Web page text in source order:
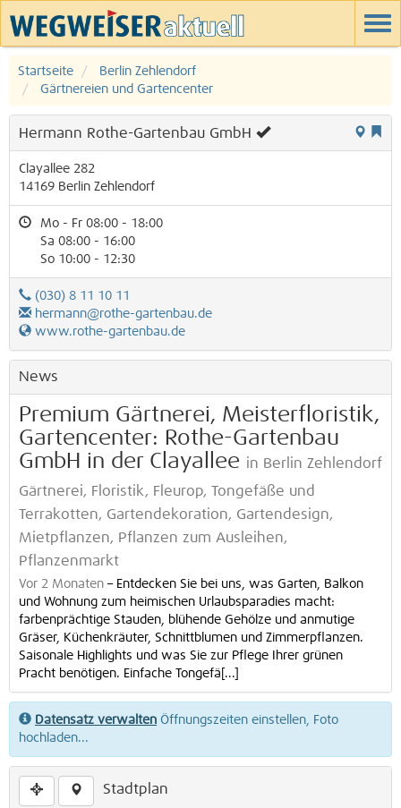
Startseite
Berlin Zehlendorf
Gärtnereien und Gartencenter
Hermann Rothe-Gartenbau GmbH
Clayallee 282
14169 Berlin Zehlendorf
Mo - Fr 08:00 - 18:00
Sa 08:00 - 16:00
So 10:00 - 12:30
(030) 8 11 10 11
hermann@rothe-gartenbau.de
www.rothe-gartenbau.de
News
Premium Gärtnerei, Meisterfloristik,
Gartencenter: Rothe-Gartenbau
GmbH in der Clayallee in Berlin Zehlendorf
Gärtnerei, Floristik, Fleurop, Tongefäße und
Terrakotten, Gartendekoration, Gartendesign,
Mietpflanzen, Pflanzen zum Ausleihen,
Pflanzenmarkt
Vor 2 Monaten – Entdecken Sie bei uns, was Garten, Balkon
und Wohnung zum heimischen Urlaubsparadies macht:
farbenprächtige Stauden, blühende Gehölze und anmutige
Gräser, Küchenkräuter, Schnittblumen und Zimmerpflanzen.
Saisonale Highlights und was Sie zur Pflege Ihrer grünen
Pracht benötigen. Einfache Tongefä[...]
Datensatz verwalten Öffnungszeiten einstellen, Foto
hochladen...
Stadtplan